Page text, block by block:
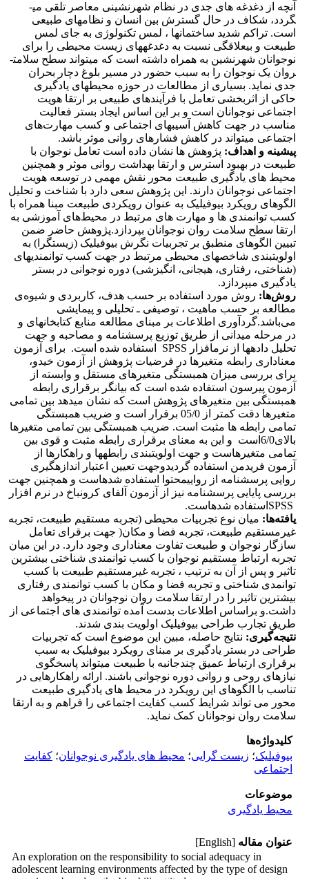
آنچه از دغدغه­ های جدی در نظام شهرنشینی معاصر تلقی می­
گردد، شکاف در حال گسترش بین انسان و نظام­های طبیعی
است. تراکم شدید ساختمان­ها ، لمس تکنولوژی به جای لمس
طبیعت و بی­علاقگی نسبت به دغدغه­های زیست محیطی را برای
نوجوانان شهرنشین به همراه داشته است که می­تواند سطح سلامت­
روان یک نوجوان را به سبب حضور در مسیر بلوغ دچار بحران
جدی نماید. بسیاری از مطالعات در حوزه محیط­های یادگیری
حاکی از اثربخشی تعامل با فرآیندهای طبیعی بر ارتقا هویت
اجتماعی نوجوانان است و بر این اساس ایجاد بستر فعالیت
مناسب در جهت کاهش آسیب­های اجتماعی و کسب مهارت‌های
اجتماعی می­تواند در کاهش فشارهای روانی موثر باشد.
پیشینه و اهداف: پژوهش ها نشان داده است تعامل نوجوان با
طبیعت در بهبود استرس و ارتقا بهداشت روانی موثر و همچنین
محیط های یادگیری طبیعت محور نقش مهمی در توسعه هویت
اجتماعی نوجوانان دارند. این پژوهش سعی دارد با شناخت و تحلیل
الگوهای رویکرد بیوفیلیک به عنوان رویکردی طبیعت مبنا همراه با
کسب توانمندی ها و مهارت های مرتبط در محیط‌های آموزشی به
ارتقا سطح سلامت روان نوجوانان بپردازد.پژوهش حاضر ضمن
تبیین الگوهای منطبق بر تجربیات نگرش بیوفیلیک (زیست­گرا) به
اولویت­بندی شاخص­های محیطی مرتبط در جهت کسب توانمندی­های
(شناختی، رفتاری، هیجانی، انگیزشی) دوره نوجوانی در بستر
یادگیری می­پردازد.
روش‌ها‌: روش مورد استفاده بر حسب هدف، کاربردی و شیوه‌ی
مطالعه بر حسب ماهیت ، توصیفی ـ تحلیلی و پیمایشی
می‌باشد.گردآوری اطلاعات بر مبنای مطالعه منابع کتابخانه­ای و
در مرحله میدانی از طریق توزیع پرسشنامه و مصاحبه و جهت
تحلیل داده­ها از نرم­افزار SPSS استفاده شده است. برای آزمون
معناداری رابطه متغیرها در فرضیات پژوهش از آزمون خی­دو،
برای بررسی میزان همبستگی متغیرهای مستقل و وابسته از
آزمون پیرسون استفاده شده است که بیانگر برقراری رابطه
همبستگی بین متغیرهای پژوهش است که نشان می­دهد بین تمامی
متغیرها دقت کمتر از 05/0 برقرار است و ضریب همبستگی
تمامی رابطه ها مثبت است. ضریب همبستگی بین تمامی متغیرها
بالای6/0است و این به معنای برقراری رابطه مثبت و قوی بین
تمامی متغیرهاست و جهت اولویت­بندی رابطه­ها و راهکارها از
آزمون فریدمن استفاده گردیدوجهت تعیین اعتبار اندازه­گیری
روایی پرسشنامه از روایی­محتوا استفاده شده­است و همچنین جهت
بررسی پایایی پرسشنامه نیز از آزمون آلفای کرونباخ در نرم افزار
یافتهها: میان نوع تجربیات محیطی (تجربه مستقیم طبیعت، تجربه
غیرمستقیم طبیعت، تجربه فضا و مکان( جهت برقرای تعامل
سازگار نوجوان و طبیعت تفاوت معناداری وجود دارد. در این میان
تجربه ارتباط مستقیم نوجوان با کسب توانمندی شناختی بیشترین
تاثیر و پس از آن به ترتیب ، تجربه غیرمستقیم طبیعت با کسب
توانمدی شناختی و تجربه فضا و مکان با کسب توانمندی رفتاری
بیشترین تاثیر را در ارتقا سلامت روان نوجوانان در پی­خواهد
داشت.و براساس اطلاعات بدست آمده توانمندی های اجتماعی از
طریق تجارب طراحی بیوفیلیک اولویت بندی شدند.
نتیجه‌گیری: نتایج حاصله، مبین این موضوع است که تجربیات
طراحی در بستر یادگیری بر مبنای رویکرد بیوفیلیک به سبب
برقراری ارتباط عمیق چندجانبه با طبیعت می­تواند پاسخگوی
نیازهای روحی و روانی دوره نوجوانی باشند. ارائه راهکارهایی در
تناسب با الگوهای این رویکرد در محیط های یادگیری طبیعت
محور می تواند شرایط کسب کفایت اجتماعی را فراهم و به ارتقا
سلامت روان نوجوانان کمک نماید.
کلیدواژه‌ها
بیوفیلیک؛ زیست گرایی؛ محیط های یادگیری نوجوانان؛ کفایت
اجتماعی
موضوعات
محیط یادگیری
عنوان مقاله [English]
An exploration on the responsibility to social adequacy in
adolescent learning environments affected by the type of design